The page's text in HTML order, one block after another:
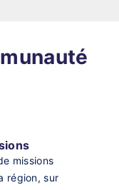
missions
région, sur